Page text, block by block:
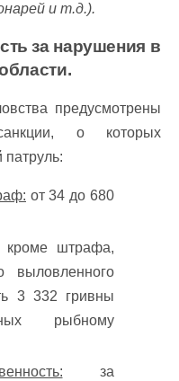
и т.д.).
за нарушения в
предусмотрены
о которых
от 34 до 680
кроме штрафа,
выловленного
3 332 гривны
рыбному
за